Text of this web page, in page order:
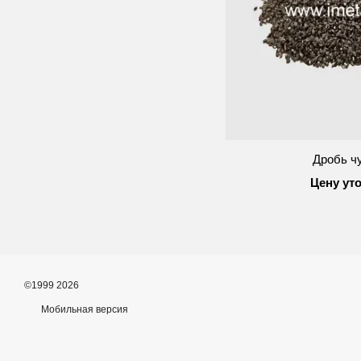
Дробь
Цену
©1999 2026
Мобильная версия